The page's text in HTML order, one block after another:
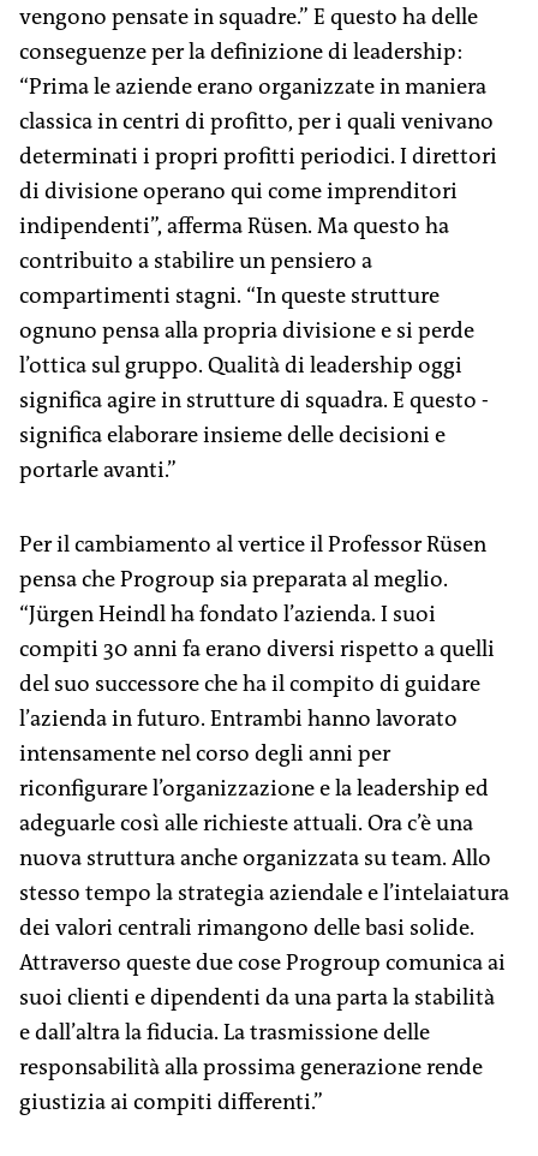
vengono pensate in squadre.” E questo ha delle
conseguenze per la definizione di leadership:
“Prima le aziende erano organizzate in maniera
classica in centri di profitto, per i quali venivano
determinati i propri profitti periodici. I direttori
di divisione operano qui come imprenditori
indipendenti”, afferma Rüsen. Ma questo ha
contribuito a stabilire un pensiero a
compartimenti stagni. “In queste strutture
ognuno pensa alla propria divisione e si perde
l’ottica sul gruppo. Qualità di ­leadership oggi
significa agire in strutture di squadra. E questo ­
significa elaborare insieme delle ­decisioni e
portarle avanti.”
Per il cambiamento al vertice il Professor Rüsen
pensa che Progroup sia preparata al meglio.
“Jürgen Heindl ha fondato l’azienda. I suoi
compiti 30 anni fa erano diversi rispetto a ­quelli
del suo successore che ha il ­compito di guidare
l’azienda in futuro. Entrambi hanno lavorato
intensamente nel corso degli anni per
riconfigurare l’organizzazione e la leadership ed
adeguarle così alle richieste attuali. Ora c’è una
nuova struttura anche organizzata su team. Allo
stesso tempo la strategia aziendale e l’intelaiatura
dei valori centrali rimangono delle basi solide.
Attraverso queste due cose Progroup comunica ai
suoi clienti e dipendenti da una parta la stabilità
e dall’altra la fiducia. La trasmissione delle
responsabilità alla prossima ­generazione rende
giustizia ai compiti differenti.”